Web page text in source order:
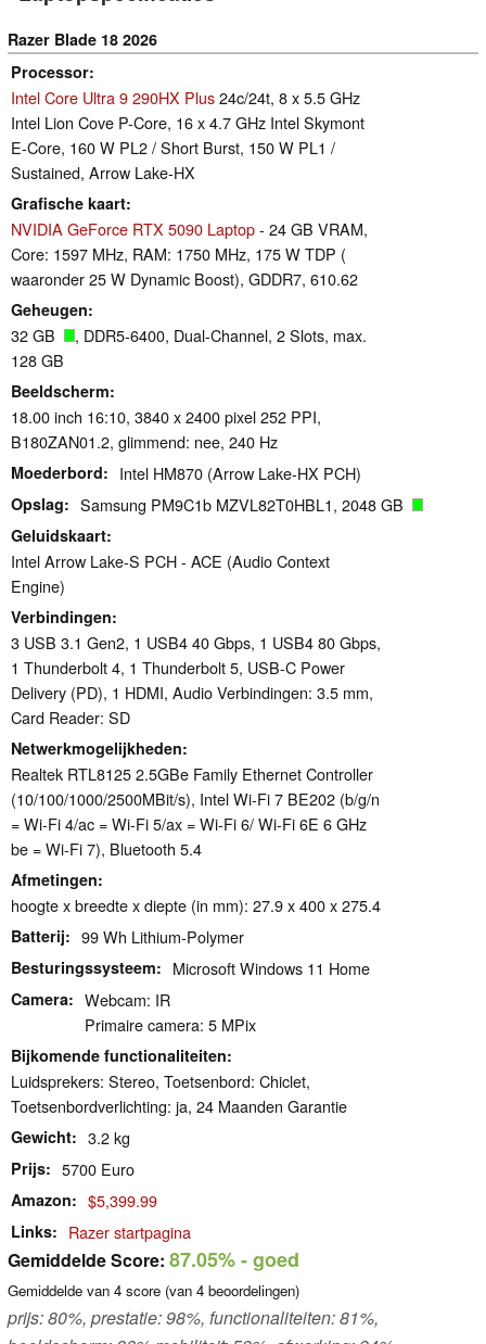
Razer Blade 18 2026
Processor
Intel Core Ultra 9 290HX Plus24c/24t, 8 x 5.5 GHz
Intel Lion Cove P-Core, 16 x 4.7 GHz Intel Skymont
E-Core, 160 W PL2 / Short Burst, 150 W PL1 /
Sustained, Arrow Lake-HX
Grafische kaart
NVIDIA GeForce RTX 5090 Laptop- 24 GB VRAM,
Core: 1597 MHz, RAM: 1750 MHz, 175 W TDP (
waaronder 25 W Dynamic Boost), GDDR7, 610.62
Geheugen
32 GB
, DDR5-6400, Dual-Channel, 2 Slots, max.
128 GB
Beeldscherm
18.00 inch 16:10, 3840 x 2400 pixel 252 PPI,
B180ZAN01.2, glimmend: nee, 240 Hz
Moederbord Intel HM870 (Arrow Lake-HX PCH)
Opslag Samsung PM9C1b MZVL82T0HBL1, 2048 GB
Geluidskaart
Intel Arrow Lake-S PCH - ACE (Audio Context
Engine)
Verbindingen
3 USB 3.1 Gen2, 1 USB4 40 Gbps, 1 USB4 80 Gbps,
1 Thunderbolt 4, 1 Thunderbolt 5, USB-C Power
Delivery (PD), 1 HDMI, Audio Verbindingen: 3.5 mm,
Card Reader: SD
Netwerkmogelijkheden
Realtek RTL8125 2.5GBe Family Ethernet Controller
(10/100/1000/2500MBit/s), Intel Wi-Fi 7 BE202 (b/g/n
= Wi-Fi 4/ac = Wi-Fi 5/ax = Wi-Fi 6/ Wi-Fi 6E 6 GHz
be = Wi-Fi 7), Bluetooth 5.4
Afmetingen
hoogte x breedte x diepte (in mm): 27.9 x 400 x 275.4
Batterij 99 Wh Lithium-Polymer
Besturingssysteem Microsoft Windows 11 Home
Camera
Webcam: IR
Primaire camera: 5 MPix
Bijkomende functionaliteiten
Luidsprekers: Stereo, Toetsenbord: Chiclet,
Toetsenbordverlichting: ja, 24 Maanden Garantie
Gewicht 3.2 kg
Prijs 5700 Euro
Amazon $5,399.99
Links Razer startpagina
Gemiddelde Score: 87.05%- goed
Gemiddelde van 4 score (van 4 beoordelingen)
prijs: 80%, prestatie: 98%, functionaliteiten: 81%,